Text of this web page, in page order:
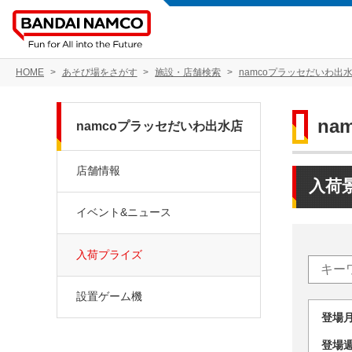
HOME あそび場をさがす 施設・店舗検索 namcoプラッセだいわ出
入荷
登
登
namcoプラッセだいわ出水店
店舗情報
イベント&ニュース
入荷プライズ
設置ゲーム機